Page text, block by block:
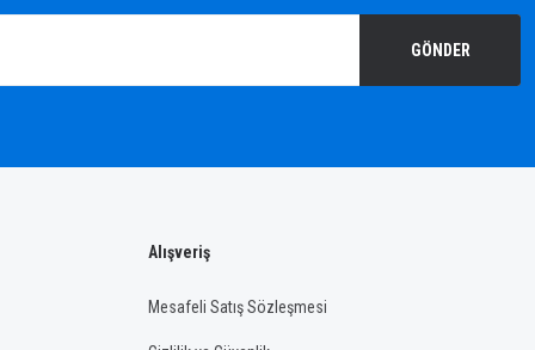
GÖNDER
Alışveriş
Mesafeli Satış Sözleşmesi